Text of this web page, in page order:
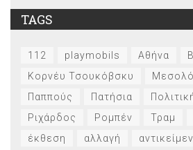
TAGS
112 playmobils Αθήνα
Κορνέυ Τσουκόβσκυ
Παππούς
Πατήσια
Ριχάρδος
Ρομπέν Τραμ
έκθεση
αλλαγή